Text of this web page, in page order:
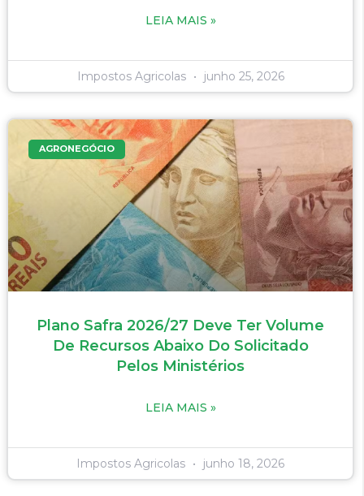
LEIA MAIS »
Impostos Agricolas junho 25, 2026
AGRONEGÓCIO
Plano Safra 2026/27 Deve Ter Volume
De Recursos Abaixo Do Solicitado
Pelos Ministérios
LEIA MAIS »
Impostos Agricolas junho 18, 2026